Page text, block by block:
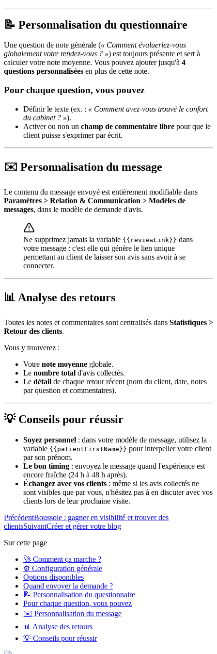
📝 Personnalisation du questionnaire
Une question de note générale (« Comment évalueriez-vous
globalement votre rendez-vous ? ») est toujours présente et sert à
calculer votre note moyenne. Vous pouvez ajouter jusqu'à 4
questions personnalisées en plus de cette note.
Pour chaque question, vous pouvez
Définir le texte (ex. : « Comment avez-vous trouvé le confort
du cabinet ? »).
Activer ou non un champ de commentaire libre pour que le
client puisse s'exprimer par écrit.
✉️ Personnalisation du message
Le contenu du message envoyé est entièrement modifiable dans
Paramètres > Relation & Communication > Modèles de
messages, dans le modèle de demande d'avis.
Ne supprimez jamais la variable {{reviewLink}} dans
votre message : c'est elle qui génère le lien unique
permettant au client de laisser son avis sans avoir à se
connecter.
📊 Analyse des retours
Toutes les notes et commentaires sont centralisés dans Statistiques >
Retour des clients.
Vous y trouverez :
Votre note moyenne globale.
Le nombre total d'avis collectés.
Le détail de chaque retour récent (nom du client, date, notes
par question et commentaires).
💡 Conseils pour réussir
Soyez personnel : dans votre modèle de message, utilisez la
variable {{patientFirstName}} pour interpeller votre client
par son prénom.
Le bon timing : envoyez le message quand l'expérience est
encore fraîche (24 h à 48 h après).
Échangez avec vos clients : même si les avis collectés ne
sont visibles que par vous, n'hésitez pas à en discuter avec vos
clients lors de leur prochaine visite.
PrécédentBoussole : gagner en visibilité et trouver des
clientsSuivantCréer et gérer votre blog
Sur cette page
🚀 Comment ça marche ?
⚙️ Configuration générale
Options disponibles
Quand envoyer la demande ?
📝 Personnalisation du questionnaire
Pour chaque question, vous pouvez
✉️ Personnalisation du message
📊 Analyse des retours
💡 Conseils pour réussir